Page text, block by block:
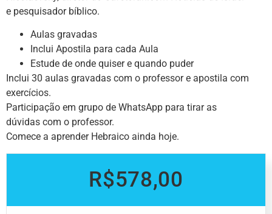
e pesquisador bíblico.
Aulas gravadas
Inclui Apostila para cada Aula
Estude de onde quiser e quando puder
Inclui 30 aulas gravadas com o professor e apostila com
exercícios.
Participação em grupo de WhatsApp para tirar as
dúvidas com o professor.
Comece a aprender Hebraico ainda hoje.
R$578,00